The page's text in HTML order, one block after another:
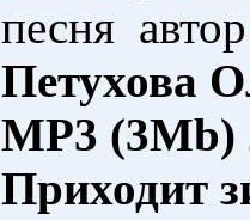
песня
Петухова
MP3 (3Mb)
Приходит